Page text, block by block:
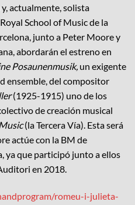
actualmente, solista
School of Music de la
junto a Peter Moore y
abordarán el estreno en
Posaunenmusik, un exigente
ensemble, del compositor
(1925-1915) uno de los
de creación musical
(la Tercera Vía). Esta será
actúe con la BM de
ya que participó junto a ellos
en 2018.
romeu-i-julieta-